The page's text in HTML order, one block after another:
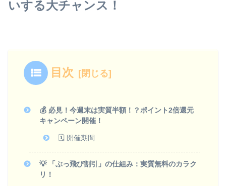
いする大チャンス！
目次
💰 必見！今週末は実質半額！？ポイント2倍還元
キャンペーン開催！
🗓️ 開催期間
💡 「ぶっ飛び割引」の仕組み：実質無料のカラク
リ！